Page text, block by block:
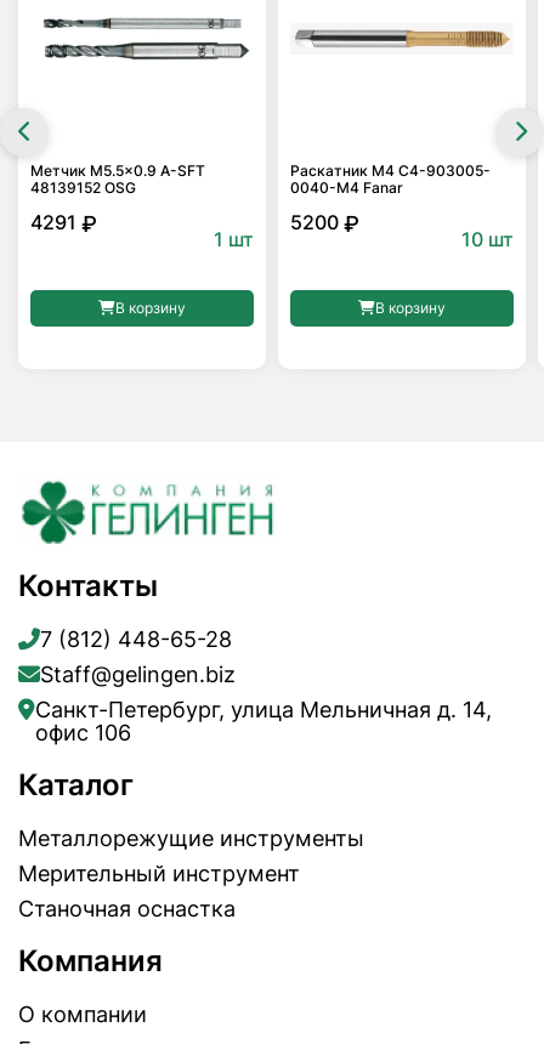
Метчик M5.5×0.9 A-SFT
48139152 OSG
4291 ₽
1 шт
В корзину
Раскатник M4 С4-903005-
0040-M4 Fanar
5200 ₽
10 шт
В корзину
Контакты
7 (812) 448-65-28
Staff@gelingen.biz
Санкт-Петербург, улица Мельничная д. 14,
офис 106
Каталог
Металлорежущие инструменты
Мерительный инструмент
Станочная оснастка
Компания
О компании